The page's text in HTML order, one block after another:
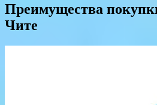
Преимущества
Чите